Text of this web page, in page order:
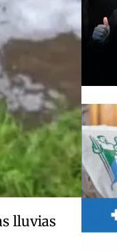
lluvias